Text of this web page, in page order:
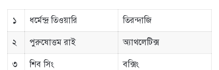
১ ধর্মেন্দ্র তিওয়ারি তিরন্দাজি
২ পুরুষোত্তম রাই অ্যাথলেটিক্স
৩ শিব সিং বক্সিং